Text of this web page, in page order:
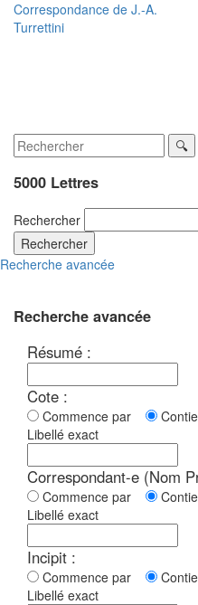
Correspondance de J.-A.
Turrettini
5000 Lettres
Rechercher
Rechercher
Recherche avancée
Recherche avancée
Résumé :
Cote :
Commence par
Libellé exact
Correspondant-e (Nom
Commence par
Libellé exact
Incipit :
Commence par
Libellé exact